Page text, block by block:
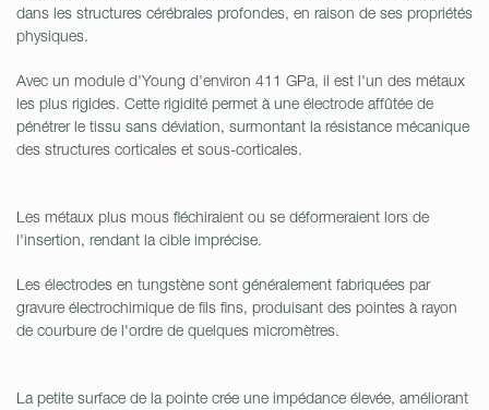
dans les structures cérébrales profondes, en raison de ses propriétés
physiques.
Avec un module d'Young d'environ 411 GPa, il est l'un des métaux
les plus rigides. Cette rigidité permet à une électrode affûtée de
pénétrer le tissu sans déviation, surmontant la résistance mécanique
des structures corticales et sous-corticales.
Les métaux plus mous fléchiraient ou se déformeraient lors de
l'insertion, rendant la cible imprécise.
Les électrodes en tungstène sont généralement fabriquées par
gravure électrochimique de fils fins, produisant des pointes à rayon
de courbure de l'ordre de quelques micromètres.
La petite surface de la pointe crée une impédance élevée, améliorant